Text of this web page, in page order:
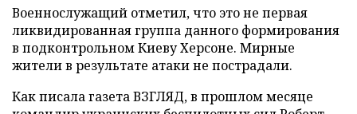
Военнослужащий отметил, что это не первая
ликвидированная группа данного формирования
в подконтрольном Киеву Херсоне. Мирные
жители в результате атаки не пострадали.
Как писала газета ВЗГЛЯД, в прошлом месяце